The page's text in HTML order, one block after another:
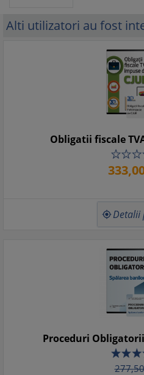
Alti utilizatori au fost
Obligatii fiscale
333,
 Detalii
Proceduri
277,50